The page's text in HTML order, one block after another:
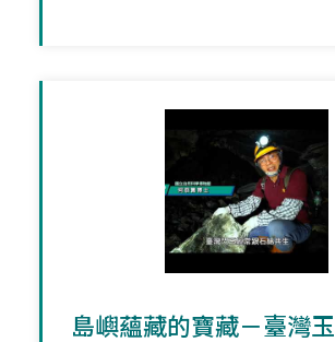
島嶼蘊藏的寶藏－臺灣玉